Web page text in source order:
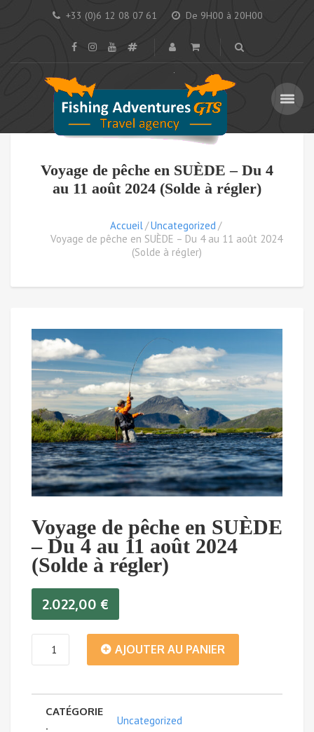
+33 (0)6 12 08 07 61 De 9H00 à 20H00
Voyage de pêche en SUÈDE – Du 4
au 11 août 2024 (Solde à régler)
Accueil
Uncategorized
Voyage de pêche en SUÈDE – Du 4 au 11 août 2024
(Solde à régler)
Voyage de pêche en SUÈDE
– Du 4 au 11 août 2024
(Solde à régler)
2.022,00 €
quantité
Voyage
AJOUTER AU PANIER
CATÉGORIE
Uncategorized